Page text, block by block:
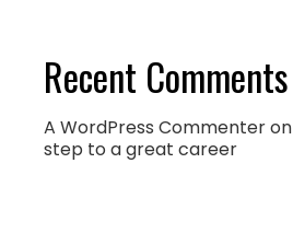
Recent Comments
A WordPress Commenteron
step to a great career